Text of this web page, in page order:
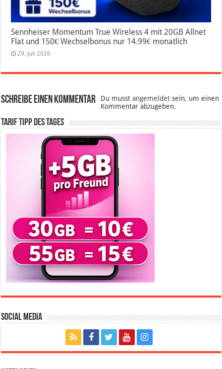
Sennheiser Momentum True Wireless 4 mit 20GB Allnet
Flat und 150€ Wechselbonus nur 14.99€ monatlich
29. Juli 2026
Schreibe einen Kommentar Du musstangemeldet sein, um einen
Kommentar abzugeben.
Tarif Tipp des Tages
Social Media